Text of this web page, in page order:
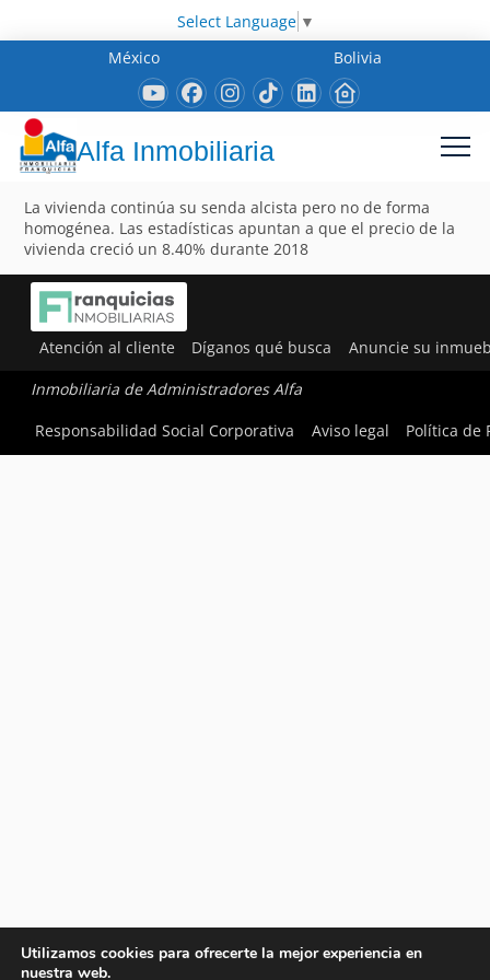
Select Language ▼
México
Bolivia
Alfa Inmobiliaria
La vivienda continúa su senda alcista pero no de forma
homogénea. Las estadísticas apuntan a que el precio de la
vivienda creció un 8.40% durante 2018
Atención al cliente Díganos qué busca Anuncie su
Inmobiliaria de Administradores Alfa
Responsabilidad Social Corporativa
Aviso legal Política de
Utilizamos cookies para ofrecerte la mejor experiencia en
nuestra web.